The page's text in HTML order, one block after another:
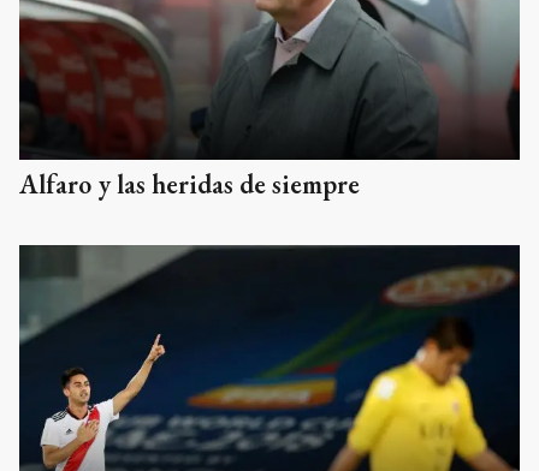
Alfaro y las heridas de siempre